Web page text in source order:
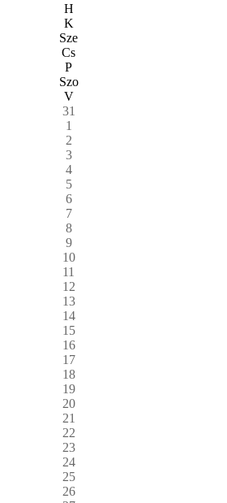
H
K
Sze
Cs
P
Szo
V
31
1
2
3
4
5
6
7
8
9
10
11
12
13
14
15
16
17
18
19
20
21
22
23
24
25
26